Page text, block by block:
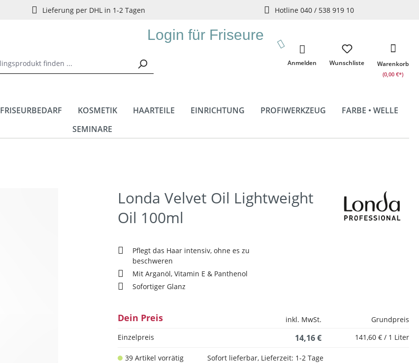
Lieferung per DHL in 1-2 Tagen Hotline 040 / 538 919 10
Login für Friseure
Wunschliste
Anmelden Warenkorb
(0,00 €*)
FRISEURBEDARF KOSMETIK HAARTEILE EINRICHTUNG PROFIWERKZEUG
FARBE • WELLE
SEMINARE
Londa Velvet Oil Lightweight
Oil 100ml
Pflegt das Haar intensiv, ohne es zu
beschweren
Mit Arganöl, Vitamin E & Panthenol
Sofortiger Glanz
Dein Preis inkl. MwSt.
Grundpreis
Einzelpreis
14,16 € 141,60 € / 1 Liter
39 Artikel vorrätig
Sofort lieferbar, Lieferzeit: 1-2 Tage